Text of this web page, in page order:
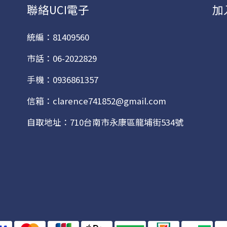
聯絡UCI電子
統編：81409560
市話：06-2022829
手機：0936861357
信箱：clarence741852@gmail.com
自取地址：710台南市永康區龍埔街534號
加